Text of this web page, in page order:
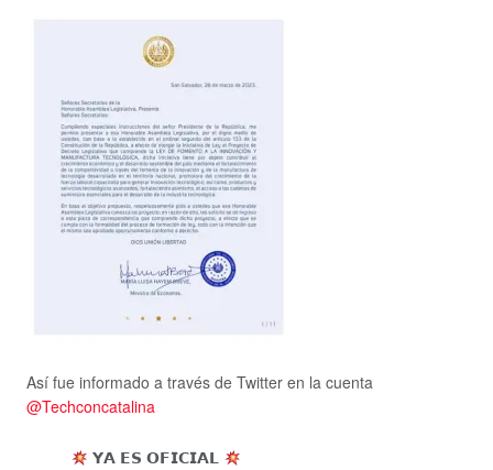
Así fue informado a través de Twitter en la cuenta
@Techconcatalina
𝗬𝗔 𝗘𝗦 𝗢𝗙𝗜𝗖𝗜𝗔𝗟